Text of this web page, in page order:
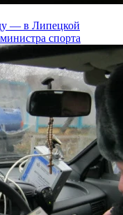
— в Липецкой
спорта